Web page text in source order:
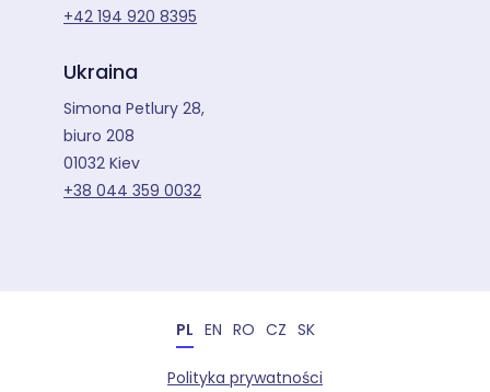
+42 194 920 8395
Ukraina
Simona Petlury 28,
biuro 208
01032 Kiev
+38 044 359 0032
PL EN RO CZ SK
Polityka prywatności